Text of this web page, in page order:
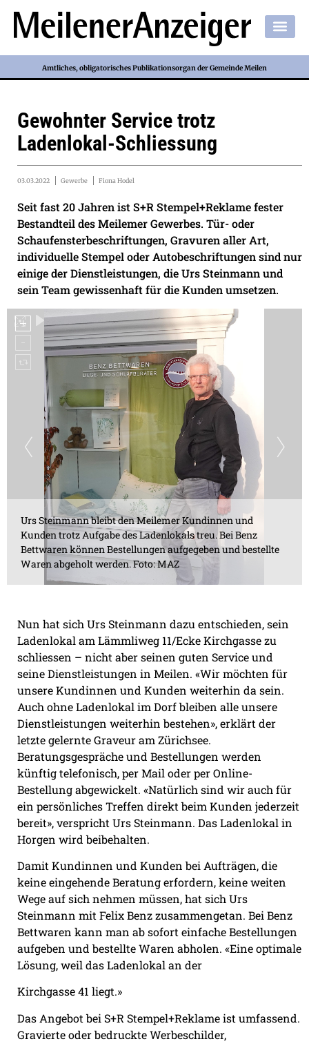
Amtliches, obligatorisches Publikationsorgan der Gemeinde Meilen
Gewohnter Service trotz
Ladenlokal-Schliessung
03.03.2022 Gewerbe Fiona Hodel
Seit fast 20 Jahren ist S+R Stempel+Reklame fester
Bestandteil des Meilemer Gewerbes. Tür- oder
Schaufensterbeschriftungen, Gravuren aller Art,
individuelle Stempel oder Autobeschriftungen sind nur
einige der Dienstleistungen, die Urs Steinmann und
sein Team gewissenhaft für die Kunden umsetzen.
Urs Steinmann bleibt den Meilemer Kundinnen und
Kunden trotz Aufgabe des Ladenlokals treu. Bei Benz
Bettwaren können Bestellungen aufgegeben und bestellte
Waren abgeholt werden. Foto: MAZ
Nun hat sich Urs Steinmann dazu entschieden, sein
Ladenlokal am Lämmliweg 11/Ecke Kirchgasse zu
schliessen – nicht aber seinen guten Service und
seine Dienstleistungen in Meilen. «Wir möchten für
unsere Kundinnen und Kunden weiterhin da sein.
Auch ohne Ladenlokal im Dorf bleiben alle unsere
Dienstleistungen weiterhin bestehen», erklärt der
letzte gelernte Graveur am Zürichsee.
Beratungsgespräche und Bestellungen werden
künftig telefonisch, per Mail oder per Online-
Bestellung abgewickelt. «Natürlich sind wir auch für
ein persönliches Treffen direkt beim Kunden jederzeit
bereit», verspricht Urs Steinmann. Das Ladenlokal in
Horgen wird beibehalten.
Damit Kundinnen und Kunden bei Aufträgen, die
keine eingehende Beratung erfordern, keine weiten
Wege auf sich nehmen müssen, hat sich Urs
Steinmann mit Felix Benz zusammengetan. Bei Benz
Bettwaren kann man ab sofort einfache Bestellungen
aufgeben und bestellte Waren abholen. «Eine optimale
Lösung, weil das Ladenlokal an der
Kirchgasse 41 liegt.»
Das Angebot bei S+R Stempel+Reklame ist umfassend.
Gravierte oder bedruckte Werbeschilder,